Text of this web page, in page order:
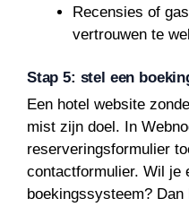
Recensies of
vertrouwen te
Stap 5: stel een
Een hotel website
mist zijn doel. In
reserveringsformulier
contactformulier. Wil je
boekingssysteem?